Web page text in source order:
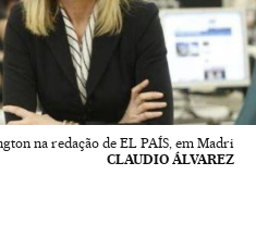
na redação de EL PAÍS, em Madri
CLAUDIO ÁLVAREZ